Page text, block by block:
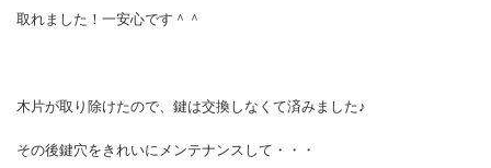
取れました！一安心です＾＾
木片が取り除けたので、鍵は交換しなくて済みました♪
その後鍵穴をきれいにメンテナンスして・・・